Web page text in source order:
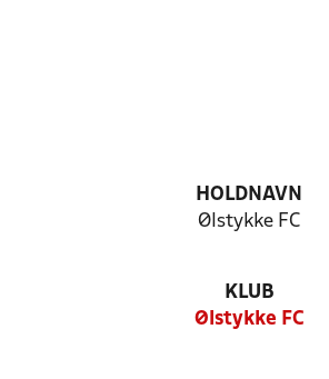
HOLDNAVN
Ølstykke FC
KLUB
Ølstykke FC